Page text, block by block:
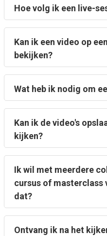
Hoe volg ik een live-
Kan ik een video op
bekijken?
Wat heb ik nodig om
Kan ik de video's
kijken?
Ik wil met meerdere
cursus of masterclass
dat?
Ontvang ik na het